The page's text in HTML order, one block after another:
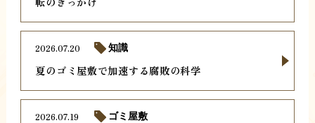
夏のゴミ屋敷で加速する腐敗の科学
2026.07.20 知識
2026.07.19 ゴミ屋敷